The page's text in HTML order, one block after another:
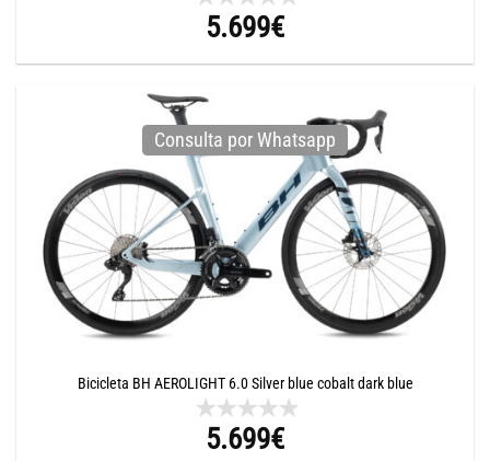
5.699€
Consulta por Whatsapp
Bicicleta BH AEROLIGHT 6.0 Silver blue cobalt dark blue
5.699€